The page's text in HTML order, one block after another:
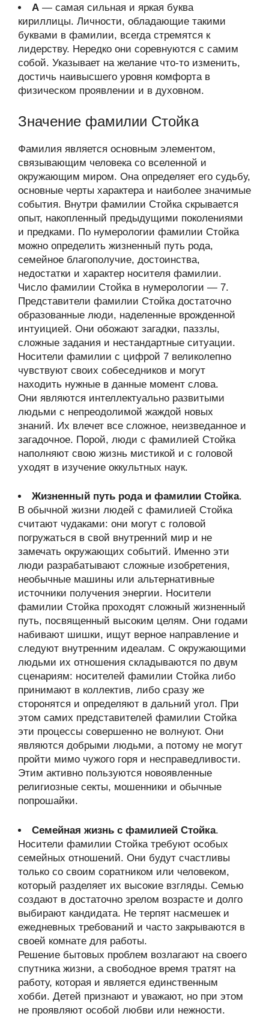
А — самая сильная и яркая буква
кириллицы. Личности, обладающие такими
буквами в фамилии, всегда стремятся к
лидерству. Нередко они соревнуются с самим
собой. Указывает на желание что-то изменить,
достичь наивысшего уровня комфорта в
физическом проявлении и в духовном.
Значение фамилии Стойка
Фамилия является основным элементом,
связывающим человека со вселенной и
окружающим миром. Она определяет его судьбу,
основные черты характера и наиболее значимые
события. Внутри фамилии Стойка скрывается
опыт, накопленный предыдущими поколениями
и предками. По нумерологии фамилии Стойка
можно определить жизненный путь рода,
семейное благополучие, достоинства,
недостатки и характер носителя фамилии.
Число фамилии Стойка в нумерологии — 7.
Представители фамилии Стойка достаточно
образованные люди, наделенные врожденной
интуицией. Они обожают загадки, паззлы,
сложные задания и нестандартные ситуации.
Носители фамилии с цифрой 7 великолепно
чувствуют своих собеседников и могут
находить нужные в данные момент слова.
Они являются интеллектуально развитыми
людьми с непреодолимой жаждой новых
знаний. Их влечет все сложное, неизведанное и
загадочное. Порой, люди с фамилией Стойка
наполняют свою жизнь мистикой и с головой
уходят в изучение оккультных наук.
Жизненный путь рода и фамилии Стойка.
В обычной жизни людей с фамилией Стойка
считают чудаками: они могут с головой
погружаться в свой внутренний мир и не
замечать окружающих событий. Именно эти
люди разрабатывают сложные изобретения,
необычные машины или альтернативные
источники получения энергии. Носители
фамилии Стойка проходят сложный жизненный
путь, посвященный высоким целям. Они годами
набивают шишки, ищут верное направление и
следуют внутренним идеалам. С окружающими
людьми их отношения складываются по двум
сценариям: носителей фамилии Стойка либо
принимают в коллектив, либо сразу же
сторонятся и определяют в дальний угол. При
этом самих представителей фамилии Стойка
эти процессы совершенно не волнуют. Они
являются добрыми людьми, а потому не могут
пройти мимо чужого горя и несправедливости.
Этим активно пользуются новоявленные
религиозные секты, мошенники и обычные
попрошайки.
Семейная жизнь с фамилией Стойка.
Носители фамилии Стойка требуют особых
семейных отношений. Они будут счастливы
только со своим соратником или человеком,
который разделяет их высокие взгляды. Семью
создают в достаточно зрелом возрасте и долго
выбирают кандидата. Не терпят насмешек и
ежедневных требований и часто закрываются в
своей комнате для работы.
Решение бытовых проблем возлагают на своего
спутника жизни, а свободное время тратят на
работу, которая и является единственным
хобби. Детей признают и уважают, но при этом
не проявляют особой любви или нежности.